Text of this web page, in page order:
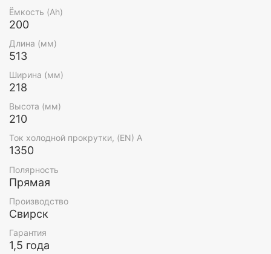
Ёмкость (Ah)
200
Длина (мм)
513
Ширина (мм)
218
Высота (мм)
210
Ток холодной прокрутки, (EN) А
1350
Полярность
Прямая
Производство
Свирск
Гарантия
1,5 года